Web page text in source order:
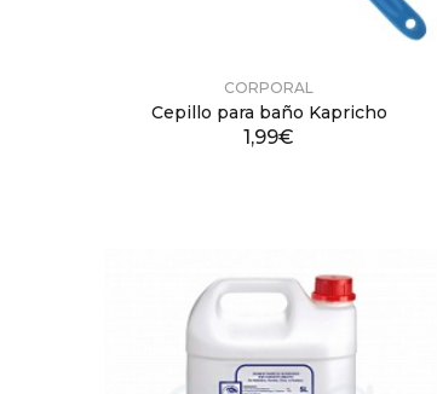
CORPORAL
Cepillo para baño Kapricho
1,99€